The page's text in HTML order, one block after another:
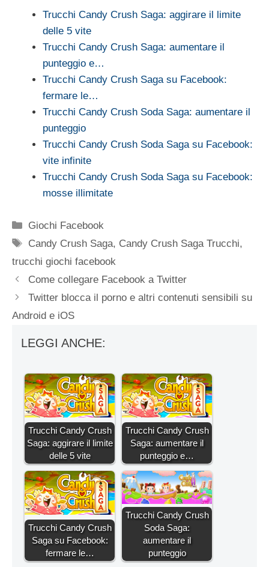
Trucchi Candy Crush Saga: aggirare il limite
delle 5 vite
Trucchi Candy Crush Saga: aumentare il
punteggio e…
Trucchi Candy Crush Saga su Facebook:
fermare le…
Trucchi Candy Crush Soda Saga: aumentare il
punteggio
Trucchi Candy Crush Soda Saga su Facebook:
vite infinite
Trucchi Candy Crush Soda Saga su Facebook:
mosse illimitate
Categorie
Giochi Facebook
Tag
Candy Crush Saga, Candy Crush Saga Trucchi,
trucchi giochi facebook
Come collegare Facebook a Twitter
Twitter blocca il porno e altri contenuti sensibili su
Android e iOS
LEGGI ANCHE:
Trucchi Candy Crush
Saga: aggirare il limite
delle 5 vite
Trucchi Candy Crush
Saga: aumentare il
punteggio e…
Trucchi Candy Crush
Saga su Facebook:
fermare le…
Trucchi Candy Crush
Soda Saga:
aumentare il
punteggio